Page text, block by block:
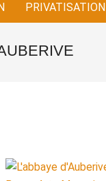
PRIVATISATION